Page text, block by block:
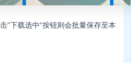
“下载选中”按钮则会批量保存至本